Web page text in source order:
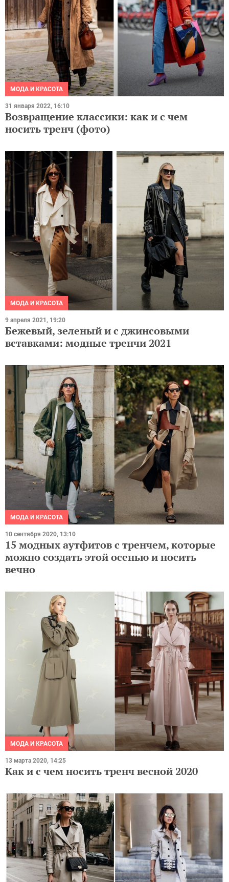
МОДА И КРАСОТА
31 января 2022, 16:10
Возвращение классики: как и с чем
носить тренч (фото)
МОДА И КРАСОТА
9 апреля 2021, 19:20
Бежевый, зеленый и с джинсовыми
вставками: модные тренчи 2021
МОДА И КРАСОТА
10 сентября 2020, 13:10
15 модных аутфитов с тренчем, которые
можно создать этой осенью и носить
вечно
МОДА И КРАСОТА
13 марта 2020, 14:25
Как и с чем носить тренч весной 2020